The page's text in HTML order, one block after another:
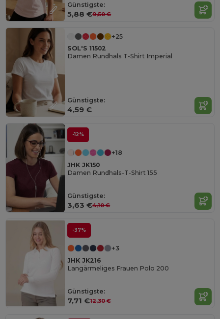
Günstigste:
5,88 €9,50 €
+25
SOL'S 11502
Damen Rundhals T-Shirt Imperial
Günstigste:
4,59 €
-12%
+18
JHK JK150
Damen Rundhals-T-Shirt 155
Günstigste:
3,63 €4,10 €
-37%
+3
JHK JK216
Langärmeliges Frauen Polo 200
Günstigste:
7,71 €12,30 €